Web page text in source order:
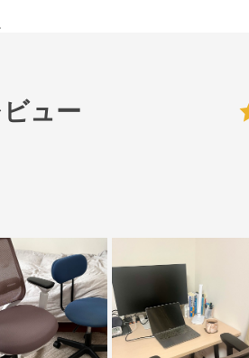
ュー